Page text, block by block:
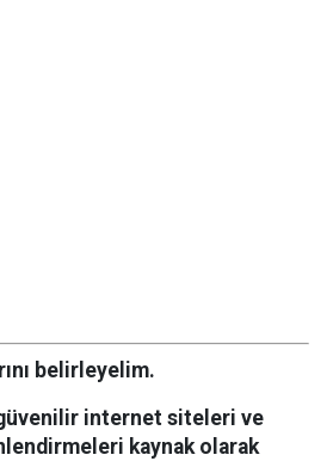
belirleyelim.
internet siteleri ve
kaynak olarak